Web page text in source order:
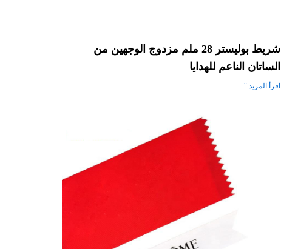
شريط بوليستر 28 ملم مزدوج الوجهين من
الساتان الناعم للهدايا
اقرأ المزيد "